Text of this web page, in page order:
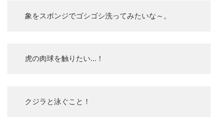
象をスポンジでゴシゴシ洗ってみたいな～。
虎の肉球を触りたい…！
クジラと泳ぐこと！